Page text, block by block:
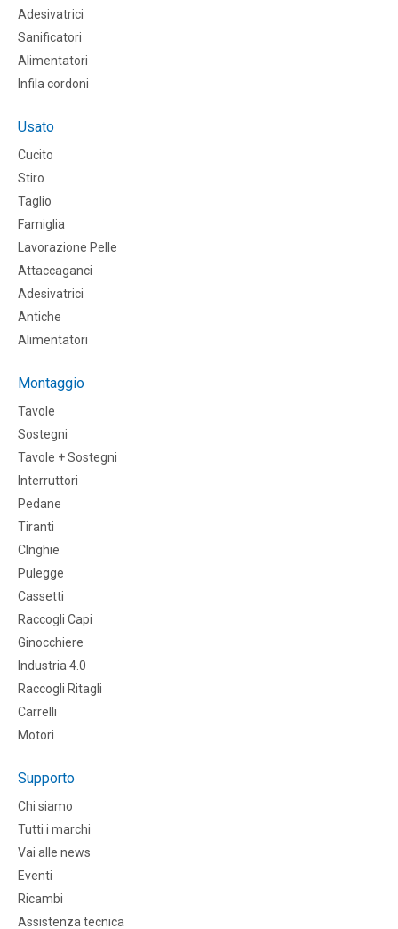
Adesivatrici
Sanificatori
Alimentatori
Infila cordoni
Usato
Cucito
Stiro
Taglio
Famiglia
Lavorazione Pelle
Attaccaganci
Adesivatrici
Antiche
Alimentatori
Montaggio
Tavole
Sostegni
Tavole + Sostegni
Interruttori
Pedane
Tiranti
CInghie
Pulegge
Cassetti
Raccogli Capi
Ginocchiere
Industria 4.0
Raccogli Ritagli
Carrelli
Motori
Supporto
Chi siamo
Tutti i marchi
Vai alle news
Eventi
Ricambi
Assistenza tecnica